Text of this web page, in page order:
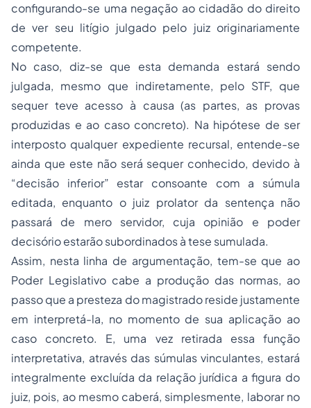
configurando-se uma negação ao cidadão do direito
de ver seu litígio julgado pelo juiz originariamente
competente.
No caso, diz-se que esta demanda estará sendo
julgada, mesmo que indiretamente, pelo STF, que
sequer teve acesso à causa (as partes, as provas
produzidas e ao caso concreto). Na hipótese de ser
interposto qualquer expediente recursal, entende-se
ainda que este não será sequer conhecido, devido à
“decisão inferior” estar consoante com a súmula
editada, enquanto o juiz prolator da sentença não
passará de mero servidor, cuja opinião e poder
decisório estarão subordinados à tese sumulada.
Assim, nesta linha de argumentação, tem-se que ao
Poder Legislativo cabe a produção das normas, ao
passo que a presteza do magistrado reside justamente
em interpretá-la, no momento de sua aplicação ao
caso concreto. E, uma vez retirada essa função
interpretativa, através das súmulas vinculantes, estará
integralmente excluída da relação jurídica a figura do
juiz, pois, ao mesmo caberá, simplesmente, laborar no